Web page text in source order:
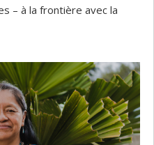
– à la frontière avec la